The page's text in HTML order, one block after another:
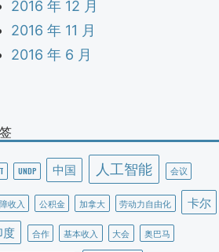
2016 年 12 月
2016 年 11 月
2016 年 6 月
UNDP 中国 人工智能 会议
收入 公积金 加拿大 劳动力自由化
卡尔
度
合作 基本收入 大会 奥巴马